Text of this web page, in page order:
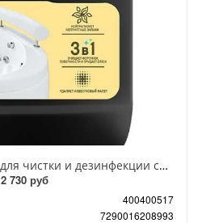
Bagi Джакузи Средство для чистки и дезинфекции систем джакузи и массажных ванн 550 мл
2 730 руб
400400517
7290016208993